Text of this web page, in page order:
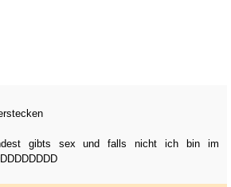
gibts sex und falls nicht ich bin im